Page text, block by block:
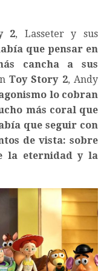
2, Lasseter y sus
que pensar en
cancha a sus
Toy Story 2, Andy
lo cobran
más coral que
que seguir con
de vista: sobre
la eternidad y la